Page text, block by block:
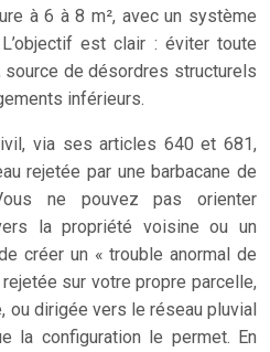
à 6 à 8 m², avec un système
est clair : éviter toute
source de désordres structurels
inférieurs.
via ses articles 640 et 681,
rejetée par une barbacane de
ne pouvez pas orienter
la propriété voisine ou un
créer un « trouble anormal de
sur votre propre parcelle,
ou dirigée vers le réseau pluvial
la configuration le permet. En